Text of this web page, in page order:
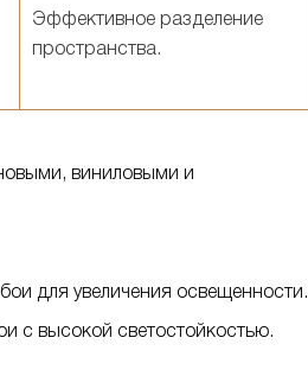
Эффективное разделение
пространства.
виниловыми и
для увеличения освещенности.
с высокой светостойкостью.